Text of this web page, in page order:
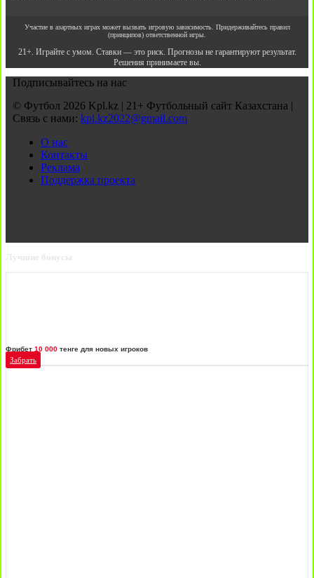
Участие в азартных играх может вызвать игровую зависимость. Придерживайтесь правил
(принципов) ответственной игры.
21+. Играйте с умом. Ставки — это риск. Прогнозы не гарантируют результат.
Решения принимаете вы.
Подписывайтесь на нас
© Футбол 2026 Kpl.kz | 21+ Футбольный сайт Казахстана |
Связь с нами: kpl.kz2022@gmail.com
О нас
Контакты
Реклама
Поддержка проекта
Лучшие бонусы
Фрибет 10 000 тенге для новых игроков
Забрать